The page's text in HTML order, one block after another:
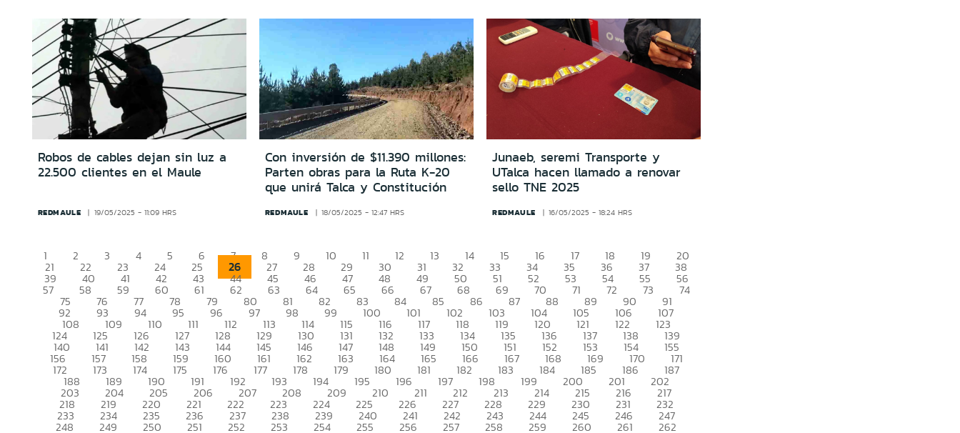
Robos de cables dejan sin luz a
22.500 clientes en el Maule
REDMAULE 19/05/2025 - 11:09 HRS
Con inversión de $11.390 millones:
Parten obras para la Ruta K-20
que unirá Talca y Constitución
REDMAULE 18/05/2025 - 12:47 HRS
Junaeb, seremi Transporte y
UTalca hacen llamado a renovar
sello TNE 2025
REDMAULE 16/05/2025 - 18:24 HRS
1 2 3 4 5 6 7 8 9 10 11 12 13 14 15 16 17 18 19 20
21 22 23 24 25 26 27 28 29 30 31 32 33 34 35 36 37 38
39 40 41 42 43 44 45 46 47 48 49 50 51 52 53 54 55 56
57 58 59 60 61 62 63 64 65 66 67 68 69 70 71 72 73 74
75 76 77 78 79 80 81 82 83 84 85 86 87 88 89 90 91
92 93 94 95 96 97 98 99 100 101 102 103 104 105 106 107
108 109 110 111 112 113 114 115 116 117 118 119 120 121 122 123
124 125 126 127 128 129 130 131 132 133 134 135 136 137 138 139
140 141 142 143 144 145 146 147 148 149 150 151 152 153 154 155
156 157 158 159 160 161 162 163 164 165 166 167 168 169 170 171
172 173 174 175 176 177 178 179 180 181 182 183 184 185 186 187
188 189 190 191 192 193 194 195 196 197 198 199 200 201 202
203 204 205 206 207 208 209 210 211 212 213 214 215 216 217
218 219 220 221 222 223 224 225 226 227 228 229 230 231 232
233 234 235 236 237 238 239 240 241 242 243 244 245 246 247
248 249 250 251 252 253 254 255 256 257 258 259 260 261 262